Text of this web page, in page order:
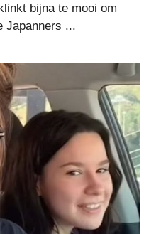
bijna te mooi om
Japanners ...